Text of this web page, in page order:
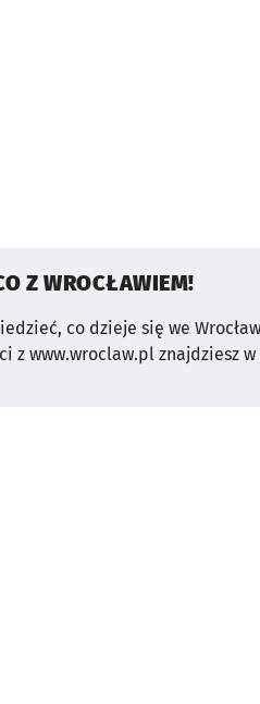
Z WROCŁAWIEM!
co dzieje się we
z www.wroclaw.pl znajdziesz w